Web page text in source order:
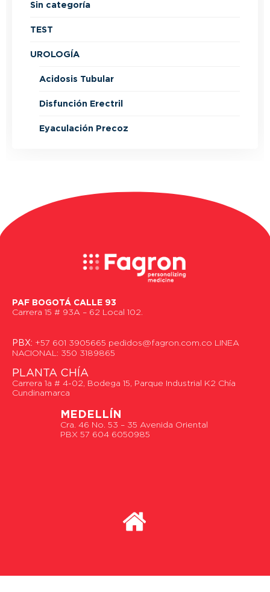
Sin categoría
TEST
UROLOGÍA
Acidosis Tubular
Disfunción Erectril
Eyaculación Precoz
PAF BOGOTÁ CALLE 93
Carrera 15 # 93A – 62 Local 102.
PBX: +57 601 3905665 pedidos@fagron.com.co LINEA
NACIONAL: 350 3189865
PLANTA CHÍA
Carrera 1a # 4-02, Bodega 15, Parque Industrial K2 Chía
Cundinamarca
MEDELLÍN
Cra. 46 No. 53 – 35 Avenida Oriental
PBX 57 604 6050985